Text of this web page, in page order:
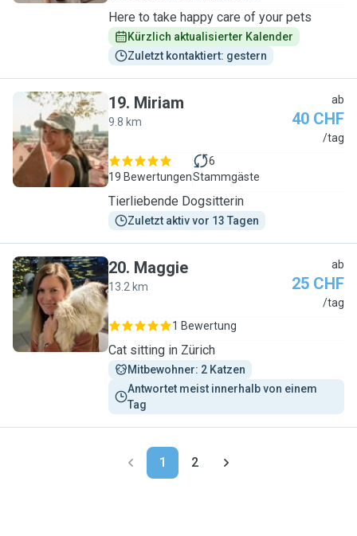
Here to take happy care of your pets
Kürzlich aktualisierter Kalender
Zuletzt kontaktiert: gestern
M
19. Miriam
9.8 km
ab
40 CHF
/tag
19 Bewertungen
6
Stammgäste
Tierliebende Dogsitterin
Zuletzt aktiv vor 13 Tagen
M
20. Maggie
13.2 km
ab
25 CHF
/tag
1 Bewertung
Cat sitting in Zürich
Mitbewohner: 2 Katzen
Antwortet meist innerhalb von einem
Tag
1 2